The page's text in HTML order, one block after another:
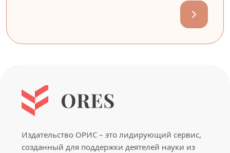
Издательство ОРИС – это лидирующий сервис,
созданный для поддержки деятелей науки из